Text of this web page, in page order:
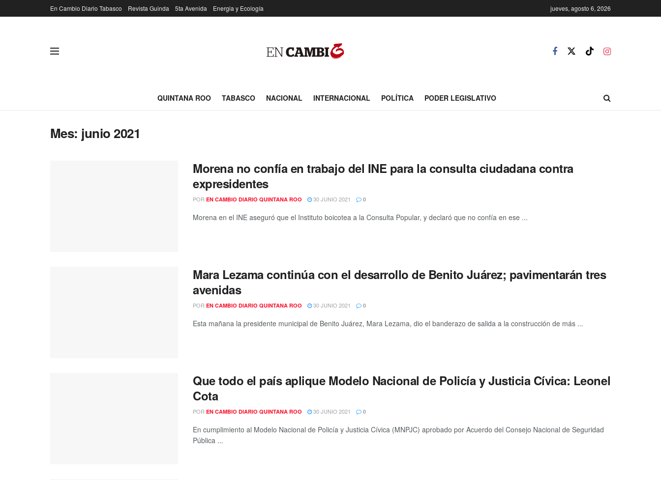
En Cambio Diario Tabasco Revista Guinda 5ta Avenida Energia y Ecología jueves, agosto 6, 2026
QUINTANA ROO TABASCO NACIONAL INTERNACIONAL POLÍTICA PODER LEGISLATIVO
Mes: junio 2021
Morena no confía en trabajo del INE para la consulta ciudadana contra
expresidentes
POR EN CAMBIO DIARIO QUINTANA ROO 30 JUNIO 2021 0
Morena en el INE aseguró que el Instituto boicotea a la Consulta Popular, y declaró que no confía en ese ...
Mara Lezama continúa con el desarrollo de Benito Juárez; pavimentarán tres
avenidas
POR EN CAMBIO DIARIO QUINTANA ROO 30 JUNIO 2021 0
Esta mañana la presidente municipal de Benito Juárez, Mara Lezama, dio el banderazo de salida a la construcción de más ...
Que todo el país aplique Modelo Nacional de Policía y Justicia Cívica: Leonel
Cota
POR EN CAMBIO DIARIO QUINTANA ROO 30 JUNIO 2021 0
En cumplimiento al Modelo Nacional de Policía y Justicia Cívica (MNPJC) aprobado por Acuerdo del Consejo Nacional de Seguridad
Pública ...